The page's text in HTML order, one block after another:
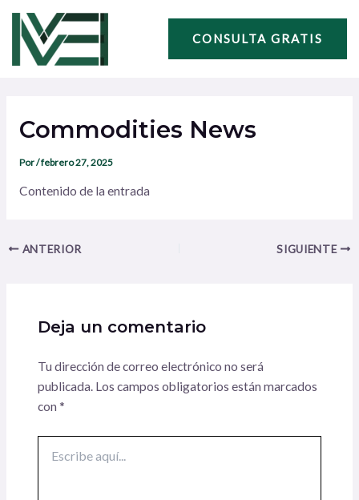
contenido
CONSULTA GRATIS
Commodities News
Por/febrero 27, 2025
Contenido de la entrada
entradas
ANTERIOR SIGUIENTE
Deja un comentario
Tu dirección de correo electrónico no será
publicada. Los campos obligatorios están marcados
con *
aquí...